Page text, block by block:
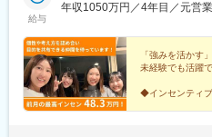
給与
年収1050万円／4年目／元営
「強みを活かす
未経験でも活躍
◆インセンティ